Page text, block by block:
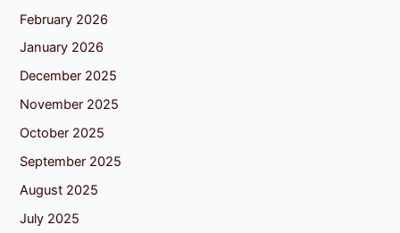
February 2026
January 2026
December 2025
November 2025
October 2025
September 2025
August 2025
July 2025